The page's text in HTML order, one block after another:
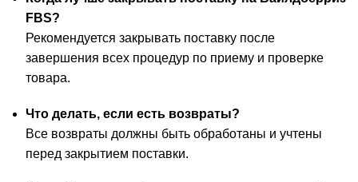
FBS?
Рекомендуется закрывать поставку после
завершения всех процедур по приему и проверке
товара.
Что делать, если есть возвраты?
Все возвраты должны быть обработаны и учтены
перед закрытием поставки.